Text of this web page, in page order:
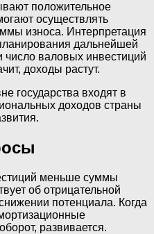
положительное
осуществлять
износа. Интерпретация
дальнейшей
число валовых инвестиций
доходы растут.
государства входят в
доходов страны
меньше суммы
об отрицательной
потенциала. Когда
развивается.